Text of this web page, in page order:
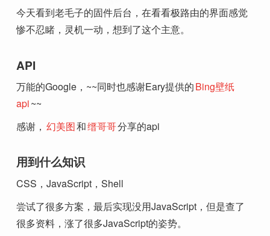
今天看到老毛子的固件后台，在看看极路由的界面感觉
惨不忍睹，灵机一动，想到了这个主意。
API
万能的Google，~~同时也感谢Eary提供的Bing壁纸
api~~
感谢， 幻美图和缙哥哥分享的api
用到什么知识
CSS，JavaScript，Shell
尝试了很多方案，最后实现没用JavaScript，但是查了
很多资料，涨了很多JavaScript的姿势。